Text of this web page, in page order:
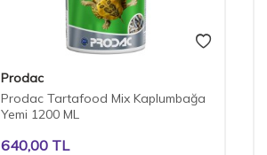
Prodac
Prodac Tartafood Mix Kaplumbağa
Yemi 1200 ML
640,00 TL